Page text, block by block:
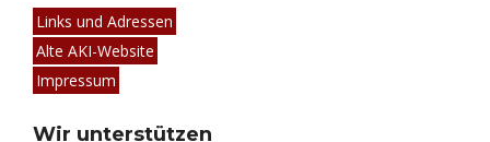
Links und Adressen
Alte AKI-Website
Impressum
Wir unterstützen